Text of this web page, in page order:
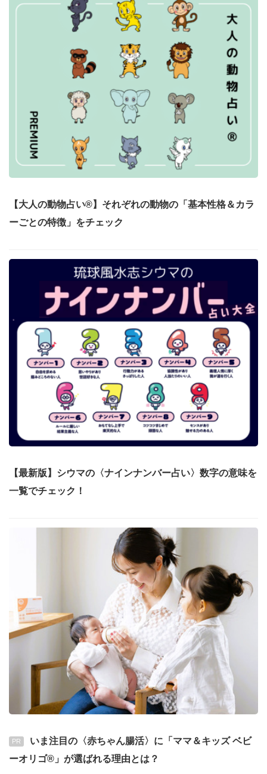
【大人の動物占い®】それぞれの動物の「基本性格＆カラ
ーごとの特徴」をチェック
【最新版】シウマの〈ナインナンバー占い〉数字の意味を
一覧でチェック！
PR
いま注目の〈赤ちゃん腸活〉に「ママ＆キッズ ベビ
ーオリゴ®」が選ばれる理由とは？